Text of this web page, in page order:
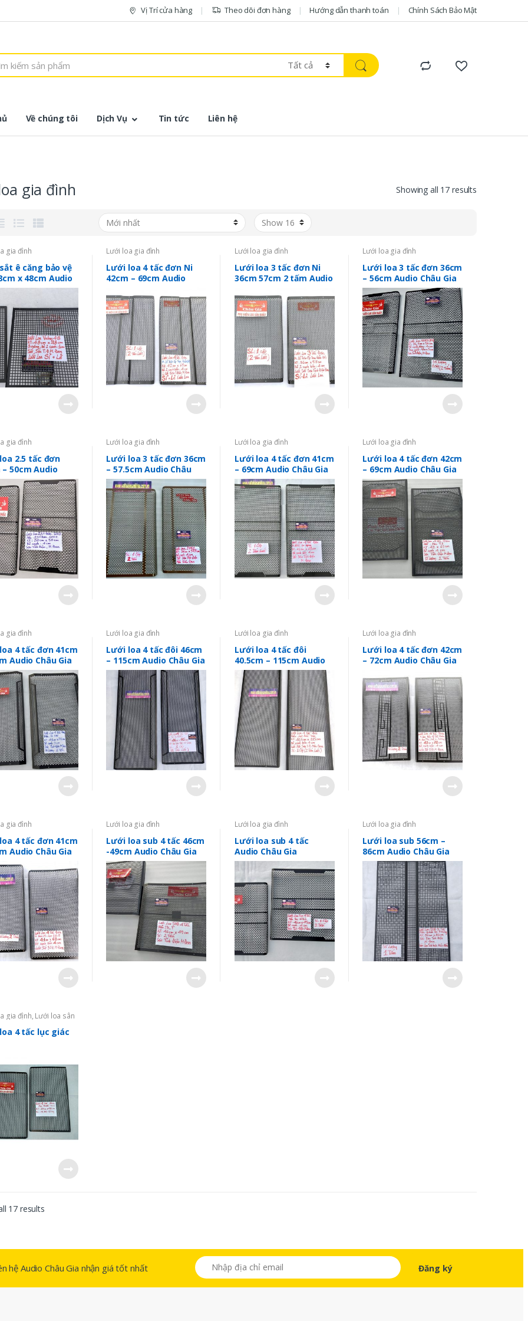
Vị Trí cửa hàng Theo dõi đơn hàng Hướng dẫn thanh toán Chính Sách Bảo Mật
Về chúng tôi Dịch Vụ Tin tức Liên hệ
gia đình Showing all 17 results
gia đình
ê căng bảo vệ
x 48cm Audio
–
Lưới loa gia đình
Lưới loa 4 tấc đơn Ni
42cm – 69cm Audio
Lưới loa gia đình
Lưới loa 3 tấc đơn Ni
36cm 57cm 2 tấm Audio
Lưới loa gia đình
Lưới loa 3 tấc đơn 36cm
– 56cm Audio Châu Gia
gia đình
2.5 tấc đơn
– 50cm Audio
Lưới loa gia đình
Lưới loa 3 tấc đơn 36cm
– 57.5cm Audio Châu
Gia
Lưới loa gia đình
Lưới loa 4 tấc đơn 41cm
– 69cm Audio Châu Gia
Lưới loa gia đình
Lưới loa 4 tấc đơn 42cm
– 69cm Audio Châu Gia
gia đình
4 tấc đơn 41cm
Audio Châu Gia
Lưới loa gia đình
Lưới loa 4 tấc đôi 46cm
– 115cm Audio Châu Gia
Lưới loa gia đình
Lưới loa 4 tấc đôi
40.5cm – 115cm Audio
Châu Gia
Lưới loa gia đình
Lưới loa 4 tấc đơn 42cm
– 72cm Audio Châu Gia
gia đình
4 tấc đơn 41cm
Audio Châu Gia
Lưới loa gia đình
Lưới loa sub 4 tấc 46cm
-49cm Audio Châu Gia
Lưới loa gia đình
Lưới loa sub 4 tấc
Audio Châu Gia
Lưới loa gia đình
Lưới loa sub 56cm –
86cm Audio Châu Gia
gia đình, Lưới loa sân
Sản phẩm bán chạy
tư làm loa sân khấu
4 tấc lục giác
17 results
hệ Audio Châu Gia nhận giá tốt nhất